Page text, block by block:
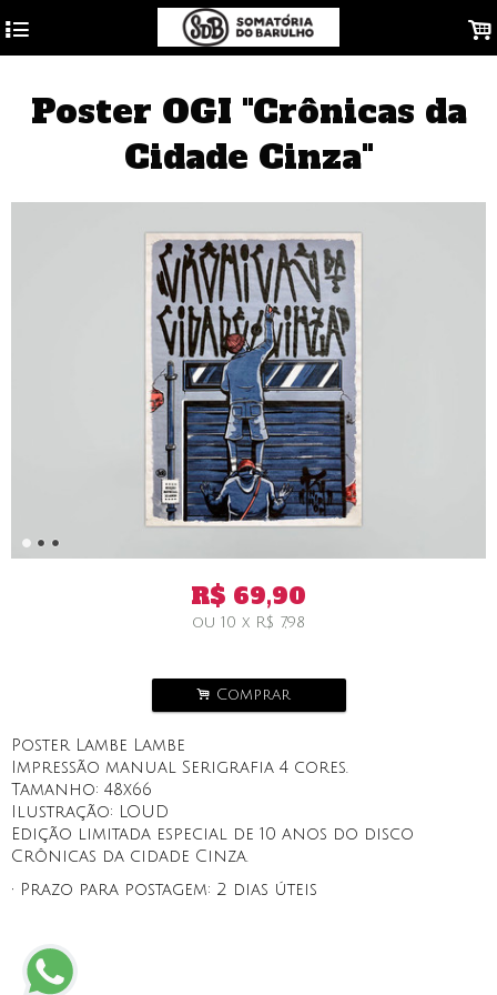
4 .
Poster OGI "Crônicas da
Cidade Cinza"
R$ 69,90
ou 10 x R$ 7,98
. Comprar
Poster Lambe Lambe
Impressão manual Serigrafia 4 cores.
Tamanho: 48x66
Ilustração: LOUD
Edição limitada especial de 10 anos do disco
Crônicas da cidade Cinza.
• Prazo para postagem: 2 dias úteis